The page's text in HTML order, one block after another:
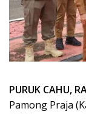
PURUK CAHU,
Pamong Praja